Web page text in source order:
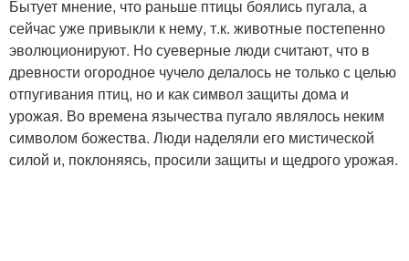
Бытует мнение, что раньше птицы боялись пугала, а
сейчас уже привыкли к нему, т.к. животные постепенно
эволюционируют. Но суеверные люди считают, что в
древности огородное чучело делалось не только с целью
отпугивания птиц, но и как символ защиты дома и
урожая. Во времена язычества пугало являлось неким
символом божества. Люди наделяли его мистической
силой и, поклоняясь, просили защиты и щедрого урожая.